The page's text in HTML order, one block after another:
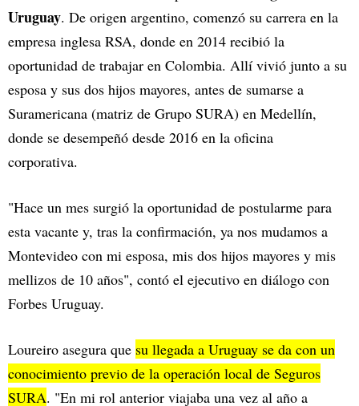
Uruguay. De origen argentino, comenzó su carrera en la
empresa inglesa RSA, donde en 2014 recibió la
oportunidad de trabajar en Colombia. Allí vivió junto a su
esposa y sus dos hijos mayores, antes de sumarse a
Suramericana (matriz de Grupo SURA) en Medellín,
donde se desempeñó desde 2016 en la oficina
corporativa.
"Hace un mes surgió la oportunidad de postularme para
esta vacante y, tras la confirmación, ya nos mudamos a
Montevideo con mi esposa, mis dos hijos mayores y mis
mellizos de 10 años", contó el ejecutivo en diálogo con
Forbes Uruguay.
Loureiro asegura que su llegada a Uruguay se da con un
conocimiento previo de la operación local de Seguros
SURA. "En mi rol anterior viajaba una vez al año a